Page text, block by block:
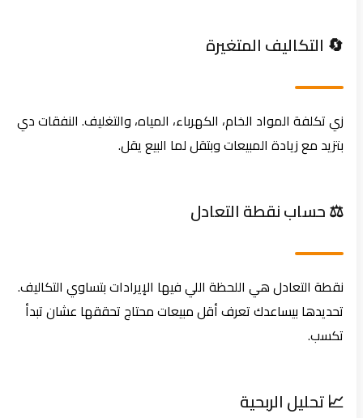
🔄 التكاليف المتغيرة
زي تكلفة المواد الخام، الكهرباء، المياه، والتغليف. النفقات دي
بتزيد مع زيادة المبيعات وبتقل لما البيع يقل.
⚖️ حساب نقطة التعادل
نقطة التعادل هي اللحظة اللي فيها الإيرادات بتساوي التكاليف.
تحديدها بيساعدك تعرف أقل مبيعات محتاج تحققها عشان تبدأ
تكسب.
📈 تحليل الربحية